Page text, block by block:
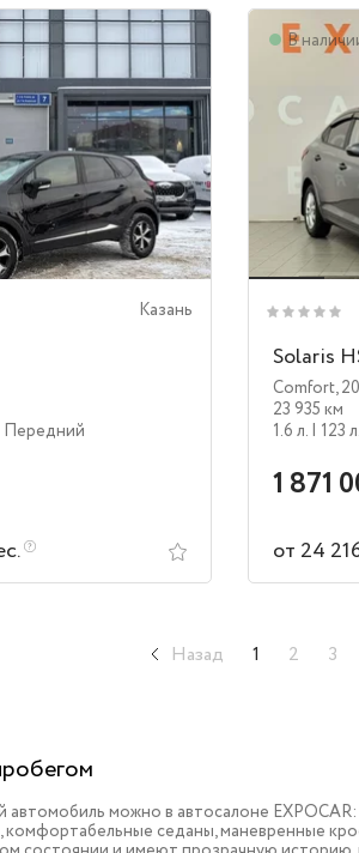
Казань
Передний
В
Solaris
Comfort,
23 935 км
1.6 л. | 123
1 871
от 24
Назад 1 2 3
можно в автосалоне
комфортабельные седаны, маневренные